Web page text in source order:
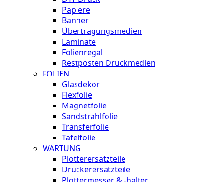
Papiere
Banner
Übertragungsmedien
Laminate
Folienregal
Restposten Druckmedien
FOLIEN
Glasdekor
Flexfolie
Magnetfolie
Sandstrahlfolie
Transferfolie
Tafelfolie
WARTUNG
Plotterersatzteile
Druckerersatzteile